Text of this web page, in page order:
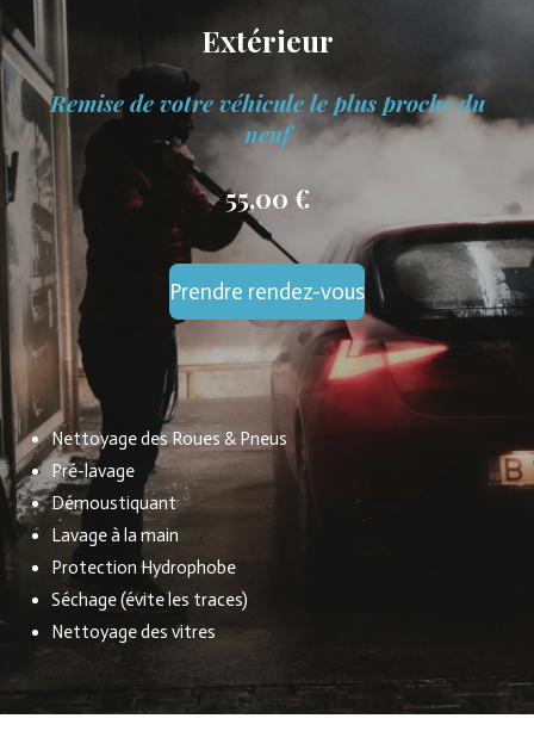
Extérieur
Remise de votre véhicule le plus proche du
neuf
55,00 €
Prendre rendez-vous
Nettoyage desRoues & Pneus
Pré-lavage
Démoustiquant
Lavage à la main
Protection Hydrophobe
Séchage (évite les traces)
Nettoyage des vitres